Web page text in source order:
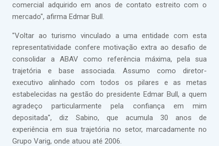
comercial adquirido em anos de contato estreito com o
mercado", afirma Edmar Bull.
"Voltar ao turismo vinculado a uma entidade com esta
representatividade confere motivação extra ao desafio de
consolidar a ABAV como referência máxima, pela sua
trajetória e base associada. Assumo como diretor-
executivo alinhado com todos os pilares e as metas
estabelecidas na gestão do presidente Edmar Bull, a quem
agradeço particularmente pela confiança em mim
depositada", diz Sabino, que acumula 30 anos de
experiência em sua trajetória no setor, marcadamente no
Grupo Varig, onde atuou até 2006.